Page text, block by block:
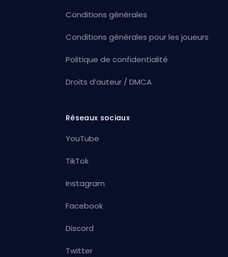
Conditions générales
Conditions générales pour les joueurs
Politique de confidentialité
Droits d’auteur / DMCA
Réseaux sociaux
YouTube
TikTok
Instagram
Facebook
Discord
Twitter